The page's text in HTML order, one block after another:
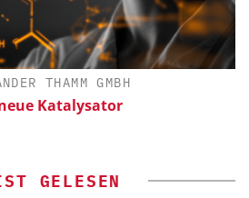
THAMM GMBH
Katalysator
GELESEN